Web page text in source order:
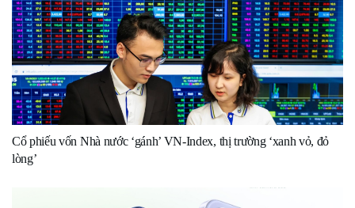
Cổ phiếu vốn Nhà nước ‘gánh’ VN-Index, thị trường ‘xanh vỏ, đỏ
lòng’